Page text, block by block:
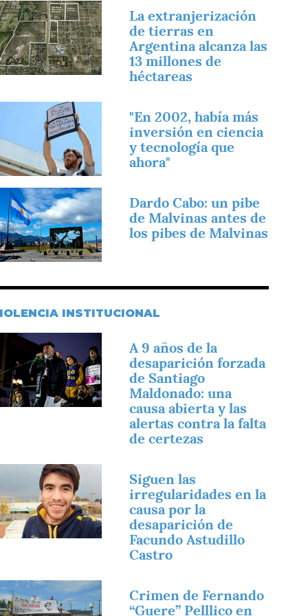
La extranjerización
de tierras en
Argentina alcanza las
13 millones de
héctareas
"En 2002, había más
inversión en ciencia
y tecnología que
ahora"
Dardo Cabo: un pibe
de Malvinas antes de
los pibes de Malvinas
INSTITUCIONAL
A 9 años de la
desaparición forzada
de Santiago
Maldonado: una
causa abierta y las
alertas contra la falta
de certezas
Siguen las
irregularidades en la
causa por la
desaparición de
Facundo Astudillo
Castro
Crimen de Fernando
“Guere” Pelllico en